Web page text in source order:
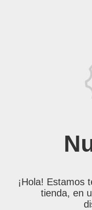
¡Hola! Estamos
tienda, en